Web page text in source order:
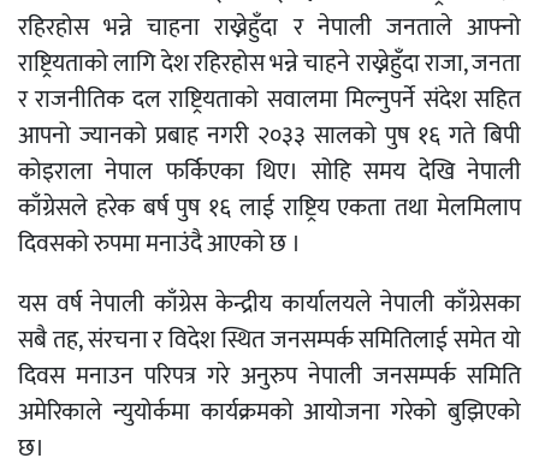
रहिरहोस भन्ने चाहना राख्नेहुँदा र नेपाली जनताले आफ्नो
राष्ट्रियताको लागि देश रहिरहोस भन्ने चाहने राख्नेहुँदा राजा, जनता
र राजनीतिक दल राष्ट्रियताको सवालमा मिल्नुपर्ने संदेश सहित
आपनो ज्यानको प्रबाह नगरी २०३३ सालको पुष १६ गते बिपी
कोइराला नेपाल फर्किएका थिए। सोहि समय देखि नेपाली
काँग्रेसले हरेक बर्ष पुष १६ लाई राष्ट्रिय एकता तथा मेलमिलाप
दिवसको रुपमा मनाउंदै आएको छ ।
यस वर्ष नेपाली काँग्रेस केन्द्रीय कार्यालयले नेपाली काँग्रेसका
सबै तह, संरचना र विदेश स्थित जनसम्पर्क समितिलाई समेत यो
दिवस मनाउन परिपत्र गरे अनुरुप नेपाली जनसम्पर्क समिति
अमेरिकाले न्युयोर्कमा कार्यक्रमको आयोजना गरेको बुझिएको
छ।